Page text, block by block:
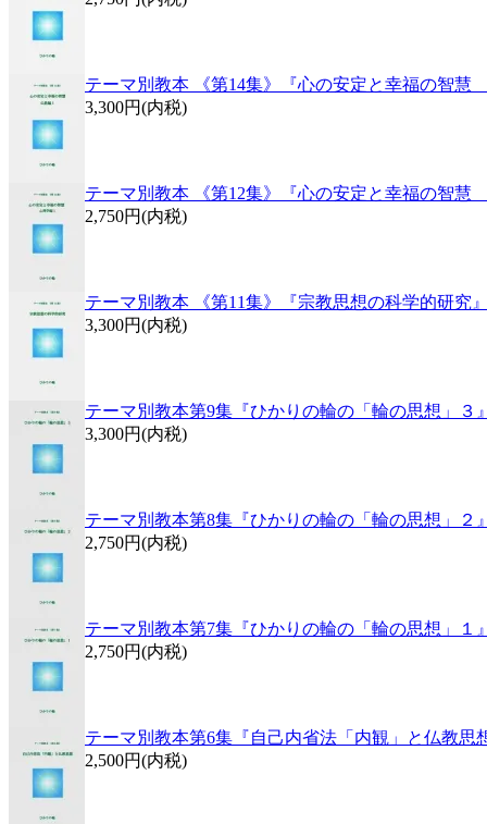
テーマ別教本 《第14集》『心の安定と幸福の智
3,300円(内税)
テーマ別教本 《第12集》『心の安定と幸福の智
2,750円(内税)
テーマ別教本 《第11集》『宗教思想の科学的研究
3,300円(内税)
テーマ別教本第9集『ひかりの輪の「輪の思想」３
3,300円(内税)
テーマ別教本第8集『ひかりの輪の「輪の思想」２
2,750円(内税)
テーマ別教本第7集『ひかりの輪の「輪の思想」１
2,750円(内税)
テーマ別教本第6集『自己内省法「内観」と仏教思
2,500円(内税)